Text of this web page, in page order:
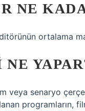
NE
ortalama
veya senaryo
programların,